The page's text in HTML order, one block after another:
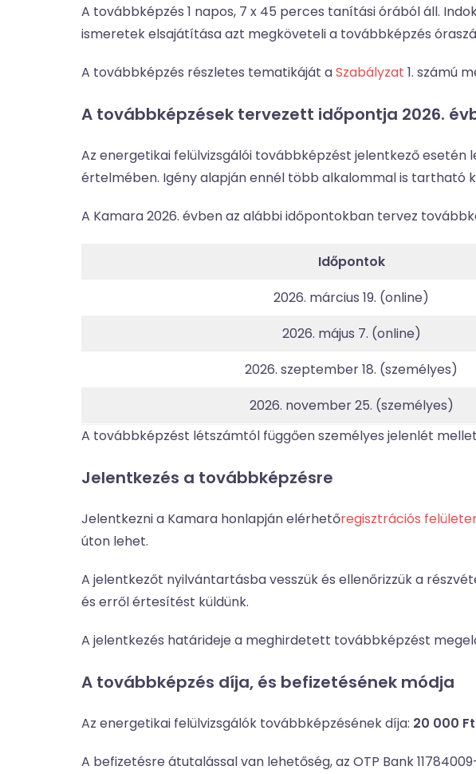
A továbbképzés 1 napos, 7 x 45 perces tanítási órából áll.
ismeretek elsajátítása azt megköveteli a továbbképzés
A továbbképzés részletes tematikáját aSzabályzat 1. számú
A továbbképzések tervezett időpontja 2026.
Az energetikai felülvizsgálói továbbképzést jelentkező
értelmében. Igény alapján ennél több alkalommal is tartható
A Kamara 2026. évben az alábbi időpontokban tervez
Időpontok
2026. március 19. (online)
2026. május 7. (online)
2026. szeptember 18. (személyes)
2026. november 25. (személyes)
A továbbképzést létszámtól függően személyes jelenlét
Jelentkezés a továbbképzésre
Jelentkezni a Kamara honlapján elérhetőregisztrációs
úton lehet.
A jelentkezőt nyilvántartásba vesszük és ellenőrizzük a
és erről értesítést küldünk.
A jelentkezés határideje a meghirdetett továbbképzést
A továbbképzés díja, és befizetésének módja
Az energetikai felülvizsgálók továbbképzésének díja: 20 000
A befizetésre átutalással van lehetőség, az OTP Bank